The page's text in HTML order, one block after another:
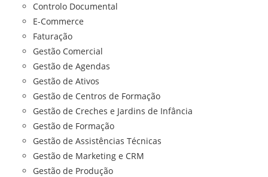
Controlo Documental
E-Commerce
Faturação
Gestão Comercial
Gestão de Agendas
Gestão de Ativos
Gestão de Centros de Formação
Gestão de Creches e Jardins de Infância
Gestão de Formação
Gestão de Assistências Técnicas
Gestão de Marketing e CRM
Gestão de Produção